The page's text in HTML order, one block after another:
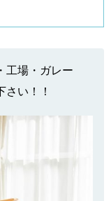
！
➡ こちらから